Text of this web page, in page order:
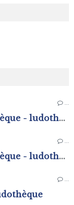
…
Programme de l'été de la bibliothèque - ludothèque
…
Programme de l'été de la bibliothèque - ludothèque
…